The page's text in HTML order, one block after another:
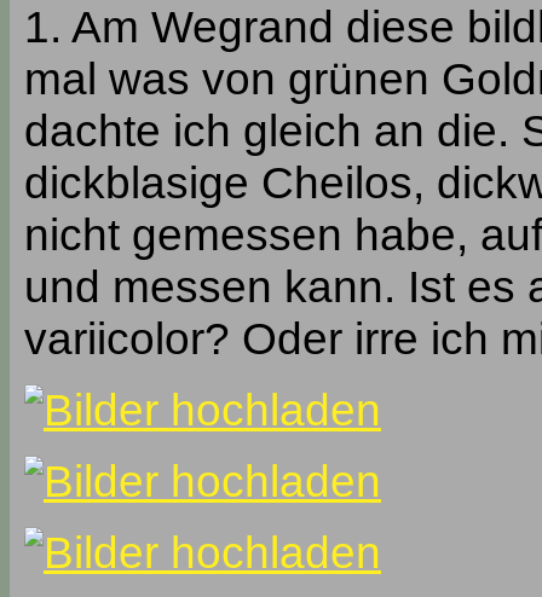
1. Am Wegrand diese
mal was von grünen
dachte ich gleich an die.
dickblasige Cheilos,
nicht gemessen habe,
und messen kann. Ist es
variicolor? Oder irre ich